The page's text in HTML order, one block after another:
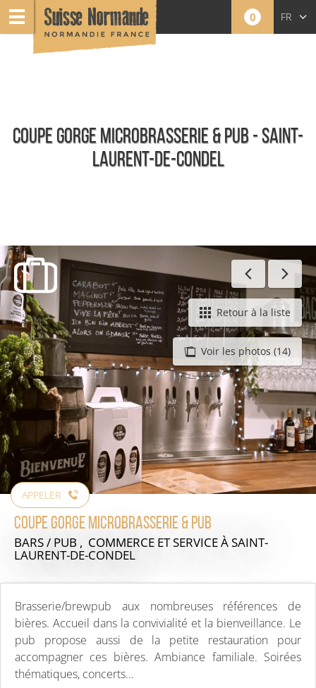
0 FR
COUPE GORGE MICROBRASSERIE & PUB - SAINT-
LAURENT-DE-CONDEL
Toute l'offre
Voir les photos (14)
Retour à la liste
APPELER
Coupe Gorge Microbrasserie & Pub
BARS / PUB , COMMERCE ET SERVICEÀ SAINT-
LAURENT-DE-CONDEL
Brasserie/brewpub aux nombreuses références de
bières. Accueil dans la convivialité et la bienveillance. Le
pub propose aussi de la petite restauration pour
accompagner ces bières. Ambiance familiale. Soirées
thématiques, concerts...